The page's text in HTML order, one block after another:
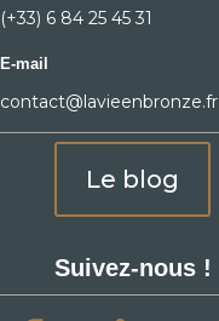
(+33) 6 84 25 45 31
E-mail
contact@lavieenbronze.fr
Le blog
Suivez-nous !